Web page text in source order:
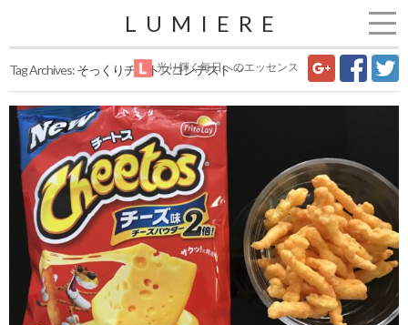
LUMIERE
光り輝く毎日へのエッセンス
Tag Archives:そっくりチートスコンテスト